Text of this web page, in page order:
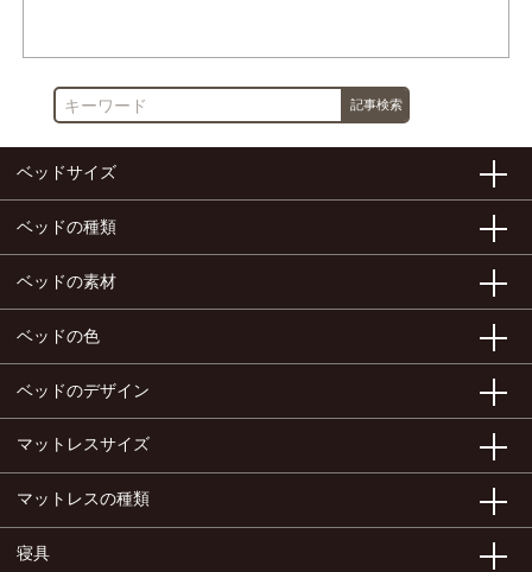
ベッドサイズ
ベッドの種類
ベッドの素材
ベッドの色
ベッドのデザイン
マットレスサイズ
マットレスの種類
寝具